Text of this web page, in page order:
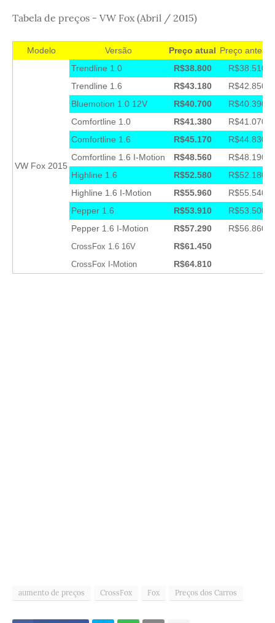
Tabela de preços - VW Fox (Abril / 2015)
Modelo Versão Preço atual Preço anterior
VW Fox 2015
Trendline 1.0 R$38.800
R$38.510
Trendline 1.6
R$43.180
R$42.850
Bluemotion 1.0 12V
R$40.700
R$40.390
Comfortline 1.0
R$41.380
R$41.070
Comfortline 1.6
R$45.170
R$44.830
Comfortline 1.6 I-Motion
R$48.560
R$48.190
Highline 1.6
R$52.580
R$52.180
Highline 1.6 I-Motion
R$55.960
R$55.540
Pepper 1.6
R$53.910
R$53.500
Pepper 1.6 I-Motion
R$57.290 R$56.860
CrossFox 1.6 16V R$61.450
CrossFox I-Motion R$64.810
aumento de preços CrossFox Fox Preços dos Carros